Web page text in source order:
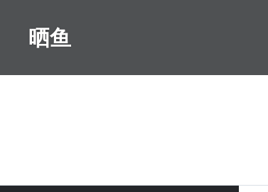
content晒鱼